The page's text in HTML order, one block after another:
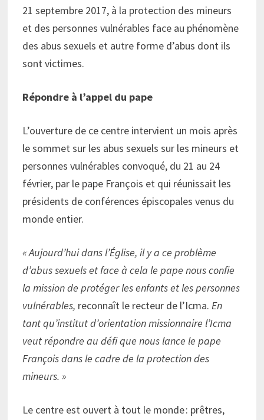
21 septembre 2017, à la protection des mineurs
et des personnes vulnérables face au phénomène
des abus sexuels et autre forme d’abus dont ils
sont victimes.
Répondre à l’appel du pape
L’ouverture de ce centre intervient un mois après
le sommet sur les abus sexuels sur les mineurs et
personnes vulnérables convoqué, du 21 au 24
février, par le pape François et qui réunissait les
présidents de conférences épiscopales venus du
monde entier.
« Aujourd’hui dans l’Église, il y a ce problème
d’abus sexuels et face à cela le pape nous confie
la mission de protéger les enfants et les personnes
vulnérables, reconnaît le recteur de l’Icma. En
tant qu’institut d’orientation missionnaire l’Icma
veut répondre au défi que nous lance le pape
François dans le cadre de la protection des
mineurs. »
Le centre est ouvert à tout le monde : prêtres,